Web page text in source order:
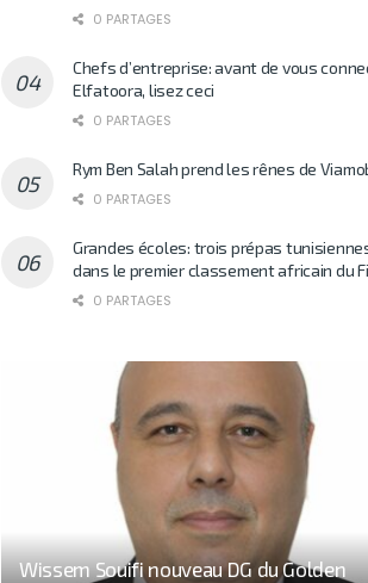
0 PARTAGES
Chefs d’entreprise: avant de vous
Elfatoora, lisez ceci
0 PARTAGES
Rym Ben Salah prend les rênes de
0 PARTAGES
Grandes écoles: trois prépas
dans le premier classement africain du
0 PARTAGES
Wissem Souifi nouveau DG du Golden